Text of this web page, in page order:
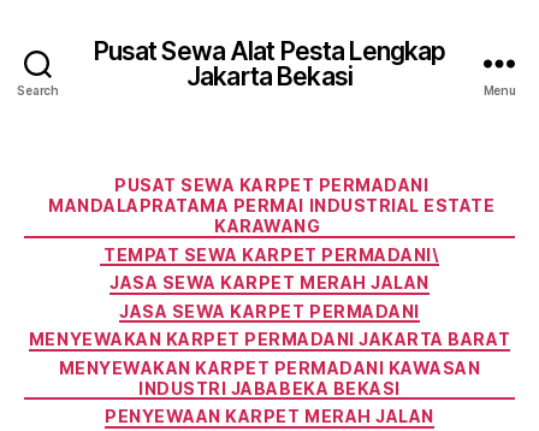
Search
Pusat Sewa Alat Pesta Lengkap
Jakarta Bekasi
Menu
Categories
PUSAT SEWA KARPET PERMADANI
MANDALAPRATAMA PERMAI INDUSTRIAL ESTATE
KARAWANG
TEMPAT SEWA KARPET PERMADANI\
JASA SEWA KARPET MERAH JALAN
JASA SEWA KARPET PERMADANI
MENYEWAKAN KARPET PERMADANI JAKARTA BARAT
MENYEWAKAN KARPET PERMADANI KAWASAN
INDUSTRI JABABEKA BEKASI
PENYEWAAN KARPET MERAH JALAN